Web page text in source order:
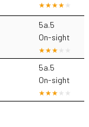
5a.5
On-sight
5a.5
On-sight